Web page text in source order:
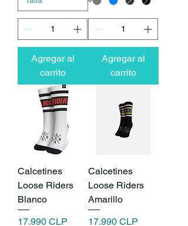
Agregar al
carrito
Agregar al
carrito
Calcetines
Loose Riders
Blanco
Precio
17.990 CLP
Calcetines
Loose Riders
Amarillo
Precio
17.990 CLP